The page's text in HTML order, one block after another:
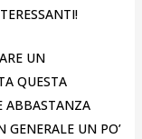
UN
QUESTA
ABBASTANZA
UN PO’